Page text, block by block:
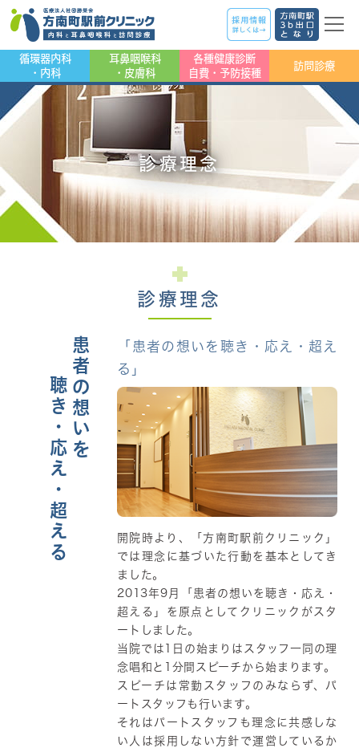
循環器内科
・内科
耳鼻咽喉科
・皮膚科
各種健康診断
自費・予防接種
訪問診療
診療理念
診療理念
患者の想いを
聴き・応え・超える
「患者の想いを聴き・応え・超え
る」
開院時より、「方南町駅前クリニック」
では理念に基づいた行動を基本としてき
ました。
2013年9月「患者の想いを聴き・応え・
超える」を原点としてクリニックがスタ
ートしました。
当院では1日の始まりはスタッフ一同の理
念唱和と1分間スピーチから始まります。
スピーチは常勤スタッフのみならず、パ
ートスタッフも行います。
それはパートスタッフも理念に共感しな
い人は採用しない方針で運営しているか